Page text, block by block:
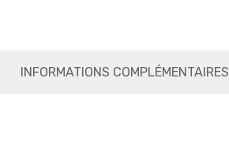
INFORMATIONS COMPLÉMENTAIRES